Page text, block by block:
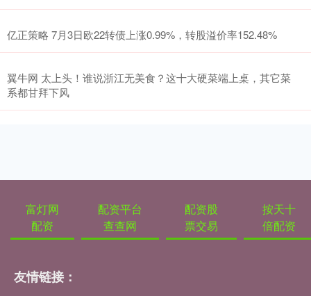
亿正策略 7月3日欧22转债上涨0.99%，转股溢价率152.48%
翼牛网 太上头！谁说浙江无美食？这十大硬菜端上桌，其它菜
系都甘拜下风
富灯网
配资
配资平台
查查网
配资股
票交易
按天十
倍配资
友情链接：